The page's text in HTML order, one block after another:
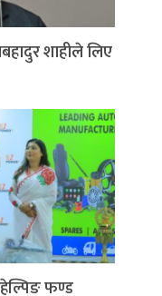
शाहीले लिए
हेल्पिङ फण्ड